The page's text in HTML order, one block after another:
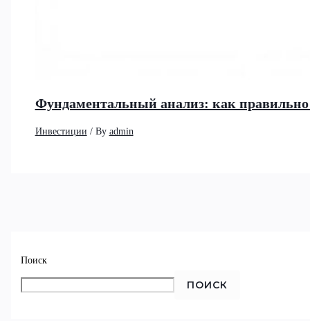
Поиск
ПОИСК
Фундаментальный анализ: как
Инвестиции / By admin